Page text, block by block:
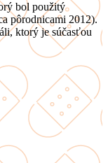
bol použitý
pôrodnicami 2012).
ktorý je súčasťou